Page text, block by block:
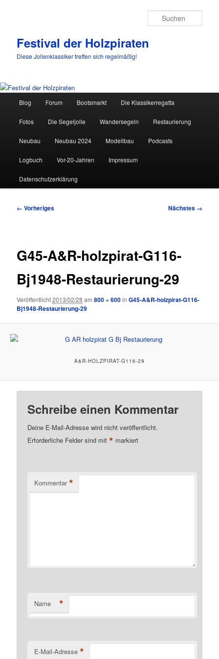
Festival der Holzpiraten
Diese Jollenklassiker treffen sich regelmäßig!
Zum
primären
Inhalt
springen
Blog Forum Bootsmarkt Die Klassikerregatta
Fotos Die Segeljolle Wandersegeln Restaurierung
Neubau Neubau 2024 Modellbau Podcasts
Logbuch Vor-20-Jahren Impressum
Datenschutzerklärung
Bilder-
← Vorheriges Nächstes →
G45-A&R-holzpirat-G116-
Bj1948-Restaurierung-29
Veröffentlicht2013/02/28 am800 × 600inG45-A&R-holzpirat-G116-
Bj1948-Restaurierung-29
A&R-HOLZPIRAT-G116-29
Schreibe einen Kommentar
Deine E-Mail-Adresse wird nicht veröffentlicht.
Erforderliche Felder sind mit* markiert
Kommentar *
Name *
E-Mail-Adresse *